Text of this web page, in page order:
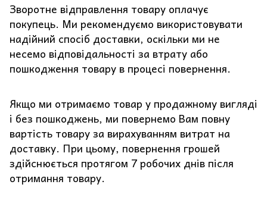
Зворотне відправлення товару оплачує
покупець. Ми рекомендуємо використовувати
надійний спосіб доставки, оскільки ми не
несемо відповідальності за втрату або
пошкодження товару в процесі повернення.
Якщо ми отримаємо товар у продажному вигляді
і без пошкоджень, ми повернемо Вам повну
вартість товару за вирахуванням витрат на
доставку. При цьому, повернення грошей
здійснюється протягом 7 робочих днів після
отримання товару.